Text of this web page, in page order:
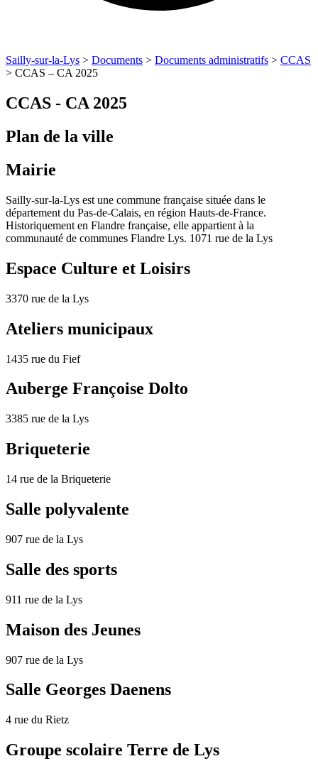
Sailly-sur-la-Lys > Documents > Documents administratifs > CCAS
> CCAS – CA 2025
CCAS - CA 2025
Plan de la ville
Mairie
Sailly-sur-la-Lys est une commune française située dans le
département du Pas-de-Calais, en région Hauts-de-France.
Historiquement en Flandre française, elle appartient à la
communauté de communes Flandre Lys. 1071 rue de la Lys
Espace Culture et Loisirs
3370 rue de la Lys
Ateliers municipaux
1435 rue du Fief
Auberge Françoise Dolto
3385 rue de la Lys
Briqueterie
14 rue de la Briqueterie
Salle polyvalente
907 rue de la Lys
Salle des sports
911 rue de la Lys
Maison des Jeunes
907 rue de la Lys
Salle Georges Daenens
4 rue du Rietz
Groupe scolaire Terre de Lys